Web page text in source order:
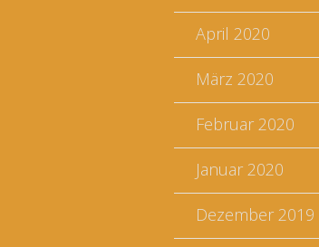
April 2020
März 2020
Februar 2020
Januar 2020
Dezember 2019